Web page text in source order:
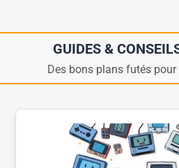
GUIDES &
Des bons plans futés